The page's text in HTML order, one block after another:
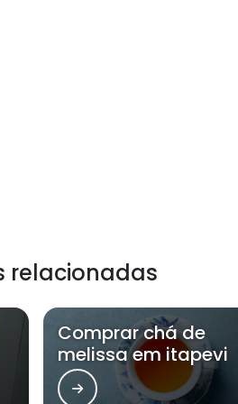
relacionadas
Comprar chá de
melissa em itapevi